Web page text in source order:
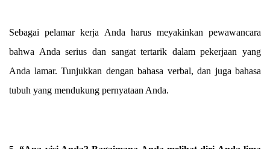
Sebagai pelamar kerja Anda harus meyakinkan pewawancara
bahwa Anda serius dan sangat tertarik dalam pekerjaan yang
Anda lamar. Tunjukkan dengan bahasa verbal, dan juga bahasa
tubuh yang mendukung pernyataan Anda.